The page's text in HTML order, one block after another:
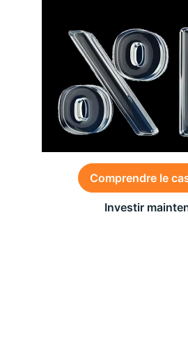
Comprendre le
Investir